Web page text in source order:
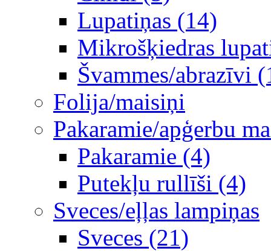
Lupatiņas (14)
Mikrošķiedras
Švammes/abrazīvi
Folija/maisiņi
Pakaramie/apģerbu
Pakaramie (4)
Putekļu rullīši (4)
Sveces/eļļas lampiņas
Sveces (21)